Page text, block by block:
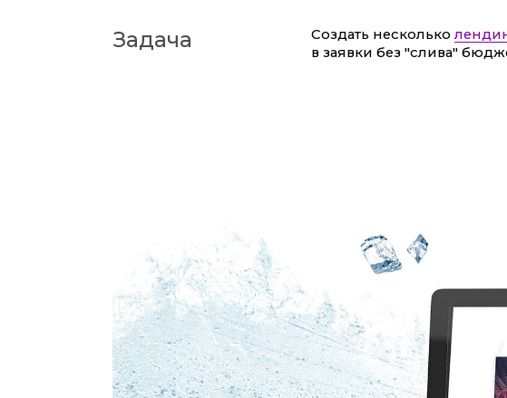
Задача Создать несколько
в заявки без "слива"